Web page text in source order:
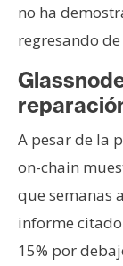
no ha
regresando
A pesar de la
on-chain
que semanas
informe
15% por